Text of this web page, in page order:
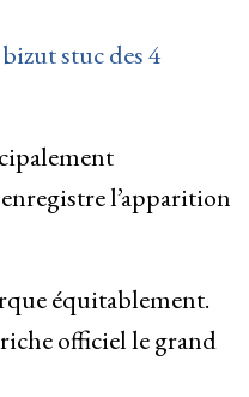
stuc des 4
l’apparition
équitablement.
officiel le grand